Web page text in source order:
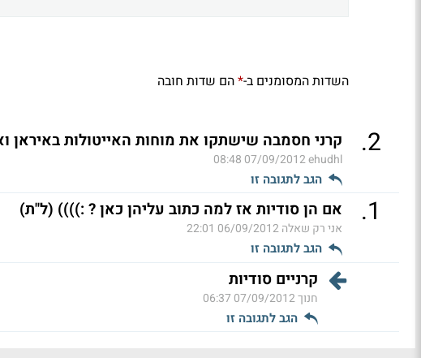
השדות המסומנים ב-*הם שדות חובה
2
. קרני חסמבה שישתקו את מוחות האייטולות באיראן
ehudhl
07/09/2012 08:48
הגב לתגובה זו
1
. אם הן סודיות אז למה כתוב עליהן כאן ? :)))) (ל"ת)
אני רק שאלה06/09/2012 22:01
הגב לתגובה זו
קרניים סודיות
חנוך07/09/2012 06:37
הגב לתגובה זו